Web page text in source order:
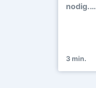
nodig.…
3 min.